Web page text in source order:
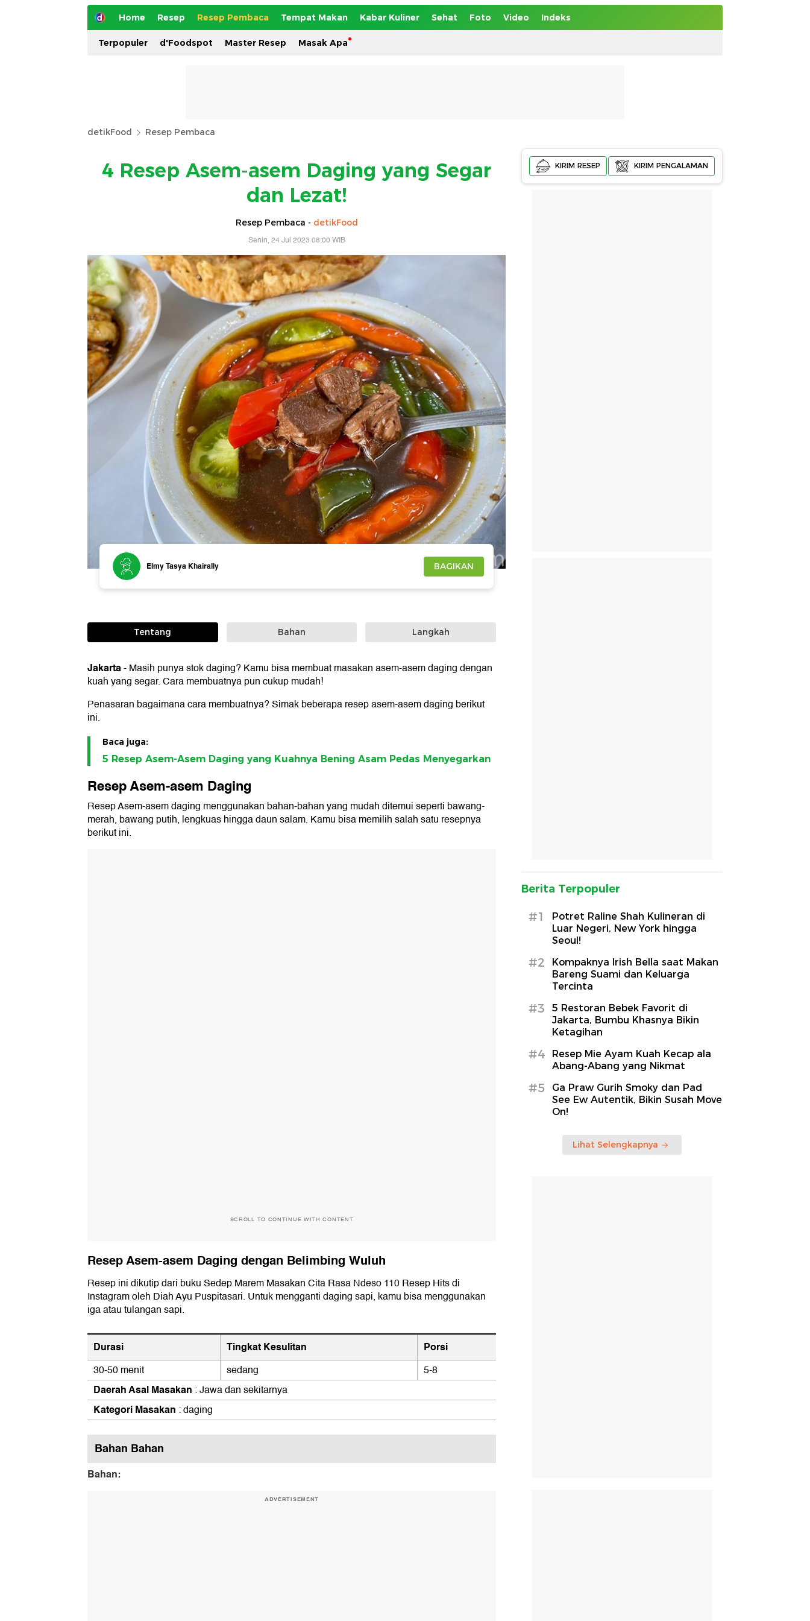
Home Resep Resep Pembaca Tempat Makan Kabar Kuliner Sehat Foto Video Indeks
Terpopuler d'Foodspot Master Resep Masak Apa
detikFood Resep Pembaca
4 Resep Asem-asem Daging yang Segar
dan Lezat!
Resep Pembaca - detikFood
Senin, 24 Jul 2023 08:00 WIB
Elmy Tasya Khairally BAGIKAN
Tentang Bahan Langkah
Jakarta-Masih punya stok daging? Kamu bisa membuat masakan asem-asem daging dengan
kuah yang segar. Cara membuatnya pun cukup mudah!
Penasaran bagaimana cara membuatnya? Simak beberapa resep asem-asem daging berikut
ini.
Baca juga:
5 Resep Asem-Asem Daging yang Kuahnya Bening Asam Pedas Menyegarkan
Resep Asem-asem Daging
Resep Asem-asem daging menggunakan bahan-bahan yang mudah ditemui seperti bawang-
merah, bawang putih, lengkuas hingga daun salam. Kamu bisa memilih salah satu resepnya
berikut ini.
SCROLL TO CONTINUE WITH CONTENT
Resep Asem-asem Daging dengan Belimbing Wuluh
Resep ini dikutip dari buku Sedep Marem Masakan Cita Rasa Ndeso 110 Resep Hits di
Instagram oleh Diah Ayu Puspitasari. Untuk mengganti daging sapi, kamu bisa menggunakan
iga atau tulangan sapi.
Durasi Tingkat Kesulitan Porsi
30-50 menit sedang 5-8
Daerah Asal Masakan : Jawa dan sekitarnya
Kategori Masakan : daging
Bahan Bahan
Bahan:
ADVERTISEMENT
KIRIM RESEP KIRIM PENGALAMAN
Berita Terpopuler
#1
Potret Raline Shah Kulineran di
Luar Negeri, New York hingga
Seoul!
#2
Kompaknya Irish Bella saat Makan
Bareng Suami dan Keluarga
Tercinta
#3
5 Restoran Bebek Favorit di
Jakarta, Bumbu Khasnya Bikin
Ketagihan
#4
Resep Mie Ayam Kuah Kecap ala
Abang-Abang yang Nikmat
#5
Ga Praw Gurih Smoky dan Pad
See Ew Autentik, Bikin Susah Move
On!
Lihat Selengkapnya